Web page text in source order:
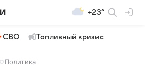
+23°
СВО Топливный кризис
Политика